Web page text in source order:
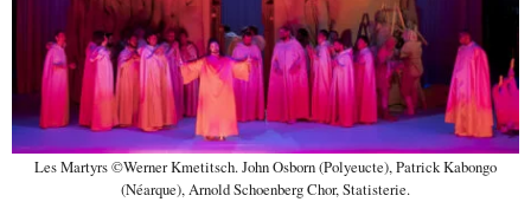
Les Martyrs ©Werner Kmetitsch. John Osborn (Polyeucte), Patrick Kabongo
(Néarque), Arnold Schoenberg Chor, Statisterie.